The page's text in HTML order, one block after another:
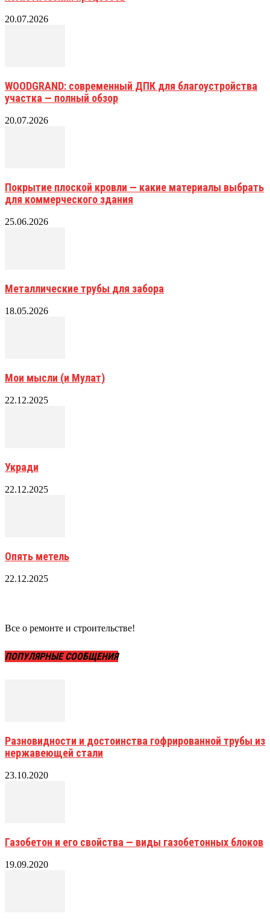
20.07.2026
WOODGRAND: современный ДПК для благоустройства
участка — полный обзор
20.07.2026
Покрытие плоской кровли — какие материалы выбрать
для коммерческого здания
25.06.2026
Металлические трубы для забора
18.05.2026
Мои мысли (и Мулат)
22.12.2025
Укради
22.12.2025
Опять метель
22.12.2025
Все о ремонте и строительстве!
ПОПУЛЯРНЫЕ СООБЩЕНИЯ
Разновидности и достоинства гофрированной трубы из
нержавеющей стали
23.10.2020
Газобетон и его свойства — виды газобетонных блоков
19.09.2020